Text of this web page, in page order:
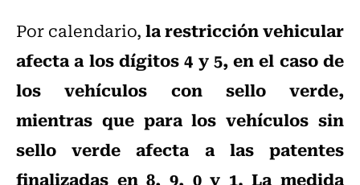
Por calendario,la restricción vehicular
afecta a los dígitos 4 y 5, en el caso de
los vehículos con sello verde,
mientras que para los vehículos sin
sello verde afecta a las patentes
finalizadas en 8, 9, 0 y 1. La medida